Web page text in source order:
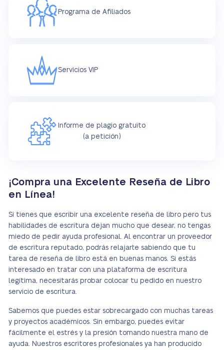
Programa de Afiliados
Servicios VIP
Informe de plagio gratuito
(a petición)
¡Compra una Excelente Reseña de Libro
en Línea!
Si tienes que escribir una excelente reseña de libro pero tus
habilidades de escritura dejan mucho que desear, no tengas
miedo de pedir ayuda profesional. Al encontrar un proveedor
de escritura reputado, podrás relajarte sabiendo que tu
tarea de reseña de libro está en buenas manos. Si estás
interesado en tratar con una plataforma de escritura
legítima, necesitarás probar colocar tu pedido en nuestro
servicio de escritura.
Sabemos que puedes estar sobrecargado con muchas tareas
y proyectos académicos. Sin embargo, puedes evitar
fácilmente el estrés y la presión tomando nuestra mano de
ayuda. Nuestros escritores profesionales ya han producido